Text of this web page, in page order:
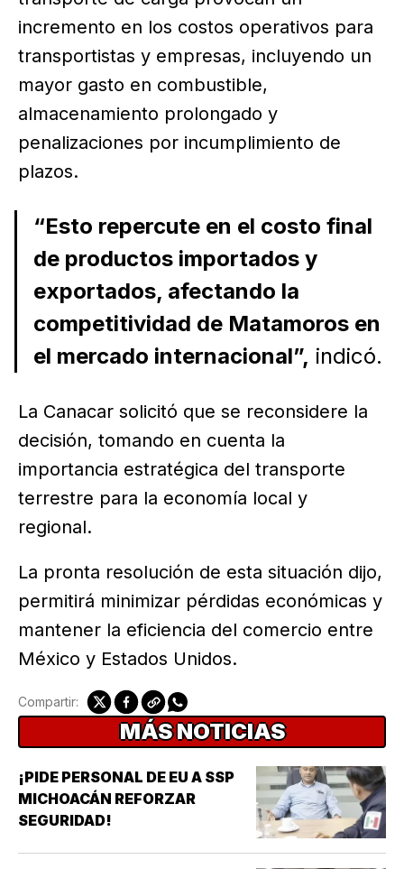
incremento en los costos operativos para
transportistas y empresas, incluyendo un
mayor gasto en combustible,
almacenamiento prolongado y
penalizaciones por incumplimiento de
plazos.
“Esto repercute en el costo final
de productos importados y
exportados, afectando la
competitividad de Matamoros en
el mercado internacional”, indicó.
La Canacar solicitó que se reconsidere la
decisión, tomando en cuenta la
importancia estratégica del transporte
terrestre para la economía local y
regional.
La pronta resolución de esta situación dijo,
permitirá minimizar pérdidas económicas y
mantener la eficiencia del comercio entre
México y Estados Unidos.
Compartir:
MÁS NOTICIAS
¡PIDE PERSONAL DE EU A SSP
MICHOACÁN REFORZAR
SEGURIDAD!